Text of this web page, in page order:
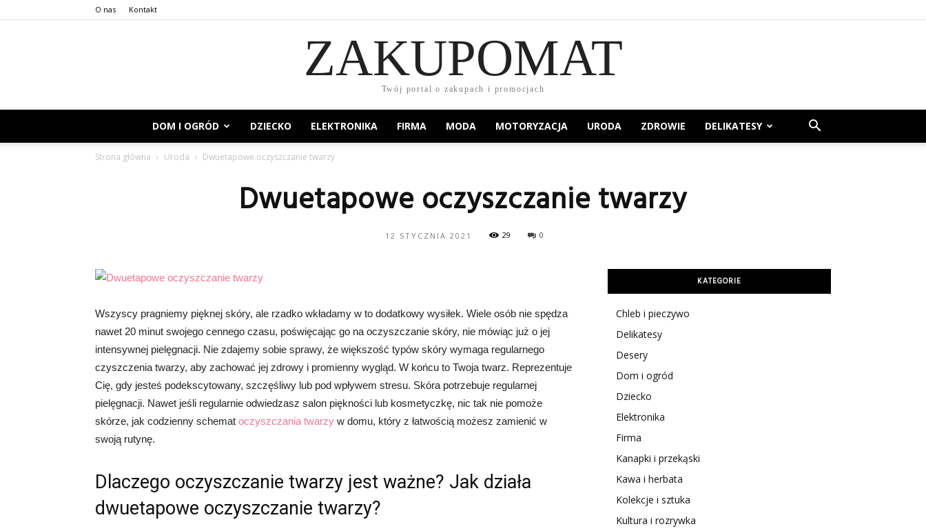
O nas Kontakt
ZAKUPOMAT
Twój portal o zakupach i promocjach
DOM I OGRÓD DZIECKO ELEKTRONIKA FIRMA MODA MOTORYZACJA URODA ZDROWIE DELIKATESY
Strona główna Uroda Dwuetapowe oczyszczanie twarzy
Dwuetapowe oczyszczanie twarzy
12 STYCZNIA 2021 29 0
Wszyscy pragniemy pięknej skóry, ale rzadko wkładamy w to dodatkowy wysiłek. Wiele osób nie spędza
nawet 20 minut swojego cennego czasu, poświęcając go na oczyszczanie skóry, nie mówiąc już o jej
intensywnej pielęgnacji. Nie zdajemy sobie sprawy, że większość typów skóry wymaga regularnego
czyszczenia twarzy, aby zachować jej zdrowy i promienny wygląd. W końcu to Twoja twarz. Reprezentuje
Cię, gdy jesteś podekscytowany, szczęśliwy lub pod wpływem stresu. Skóra potrzebuje regularnej
pielęgnacji. Nawet jeśli regularnie odwiedzasz salon piękności lub kosmetyczkę, nic tak nie pomoże
skórze, jak codzienny schemat oczyszczania twarzy w domu, który z łatwością możesz zamienić w
swoją rutynę.
Dlaczego oczyszczanie twarzy jest ważne? Jak działa
dwuetapowe oczyszczanie twarzy?
KATEGORIE
Chleb i pieczywo
Delikatesy
Desery
Dom i ogród
Dziecko
Elektronika
Firma
Kanapki i przekąski
Kawa i herbata
Kolekcje i sztuka
Kultura i rozrywka